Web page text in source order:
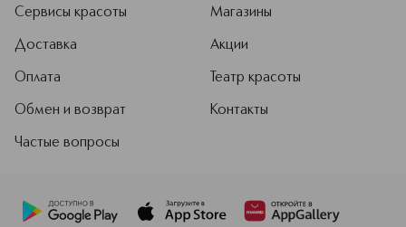
Сервисы красоты
Доставка
Оплата
Обмен и возврат
Частые вопросы
Магазины
Акции
Театр красоты
Контакты